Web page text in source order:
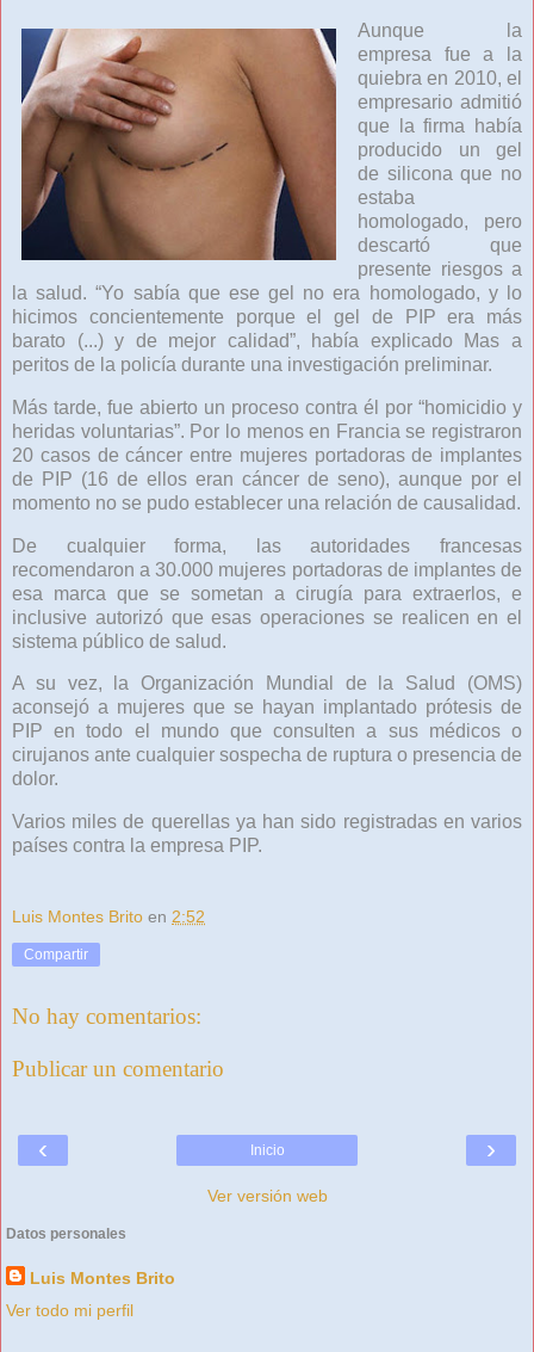
Aunque la
empresa fue a la
quiebra en 2010, el
empresario admitió
que la firma había
producido un gel
de silicona que no
estaba
homologado, pero
descartó que
presente riesgos a
la salud. “Yo sabía que ese gel no era homologado, y lo
hicimos concientemente porque el gel de PIP era más
barato (...) y de mejor calidad”, había explicado Mas a
peritos de la policía durante una investigación preliminar.
Más tarde, fue abierto un proceso contra él por “homicidio y
heridas voluntarias”. Por lo menos en Francia se registraron
20 casos de cáncer entre mujeres portadoras de implantes
de PIP (16 de ellos eran cáncer de seno), aunque por el
momento no se pudo establecer una relación de causalidad.
De cualquier forma, las autoridades francesas
recomendaron a 30.000 mujeres portadoras de implantes de
esa marca que se sometan a cirugía para extraerlos, e
inclusive autorizó que esas operaciones se realicen en el
sistema público de salud.
A su vez, la Organización Mundial de la Salud (OMS)
aconsejó a mujeres que se hayan implantado prótesis de
PIP en todo el mundo que consulten a sus médicos o
cirujanos ante cualquier sospecha de ruptura o presencia de
dolor.
Varios miles de querellas ya han sido registradas en varios
países contra la empresa PIP.
Luis Montes Brito en 2:52
Compartir
No hay comentarios:
Publicar un comentario
‹ ›
Inicio
Ver versión web
Datos personales
Luis Montes Brito
Ver todo mi perfil